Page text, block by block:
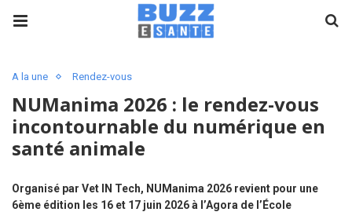
A la une Rendez-vous
NUManima 2026 : le rendez-vous
incontournable du numérique en
santé animale
Organisé par Vet IN Tech, NUManima 2026 revient pour une
6ème édition les 16 et 17 juin 2026 à l’Agora de l’École